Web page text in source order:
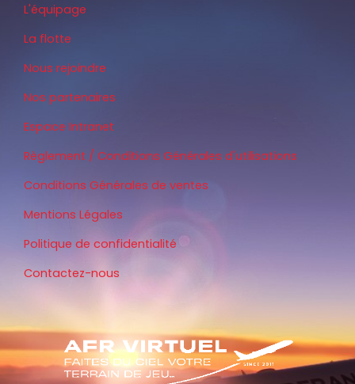
L'équipage
La flotte
Nous rejoindre
Nos partenaires
Espace Intranet
Règlement / Conditions Générales d'utilisations
Conditions Générales de ventes
Mentions Légales
Politique de confidentialité
Contactez-nous